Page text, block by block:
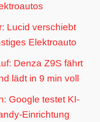
Lucid verschiebt
Elektroauto
Denza Z9S fährt
lädt in 9 min voll
Google testet KI-
Einrichtung